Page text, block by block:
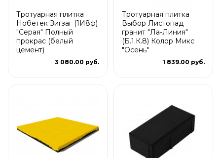
Тротуарная плитка
Нобетек Зигзаг (1И8ф)
"Серая" Полный
прокрас (белый
цемент)
3 080.00 руб.
Тротуарная плитка
Выбор Листопад
гранит "Ла-Линия"
(Б.1.К.8) Колор Микс
"Осень"
1 839.00 руб.